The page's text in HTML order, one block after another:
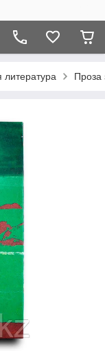
литература Проза